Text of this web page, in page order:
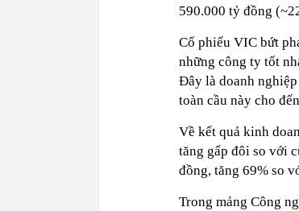
590.000 tỷ đồng
Cổ phiếu VIC bứt
những công ty tốt
Đây là doanh
toàn cầu này cho
Về kết quả kinh
tăng gấp đôi so với
đồng, tăng 69% so
Trong mảng Công